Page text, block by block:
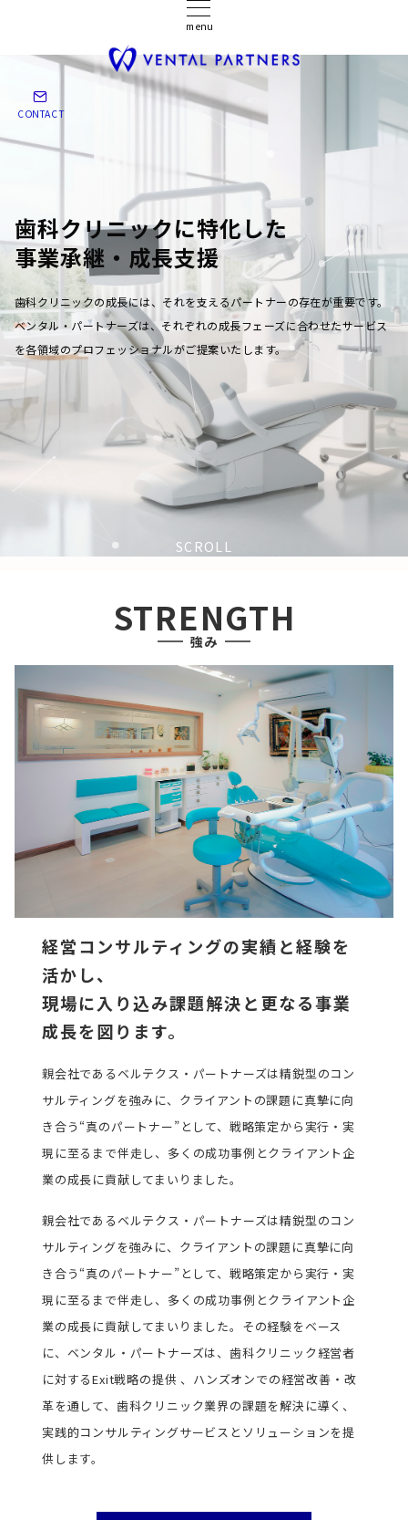
menu
CONTACT
歯科クリニックに特化した
事業承継・成長支援
歯科クリニックの成長には、それを支えるパートナーの存在が重要です。
ベンタル・パートナーズは、それぞれの成長フェーズに合わせたサービス
を各領域のプロフェッショナルがご提案いたします。
SCROLL
STRENGTH
強み
経営コンサルティングの実績と経験を
活かし、
現場に入り込み課題解決と更なる事業
成長を図ります。
親会社であるベルテクス・パートナーズは精鋭型のコン
サルティングを強みに、クライアントの課題に真摯に向
き合う“真のパートナー”として、戦略策定から実行・実
現に至るまで伴走し、多くの成功事例とクライアント企
業の成長に貢献してまいりました。
親会社であるベルテクス・パートナーズは精鋭型のコン
サルティングを強みに、クライアントの課題に真摯に向
き合う“真のパートナー”として、戦略策定から実行・実
現に至るまで伴走し、多くの成功事例とクライアント企
業の成長に貢献してまいりました。その経験をベース
に、ベンタル・パートナーズは、歯科クリニック経営者
に対するExit戦略の提供 、ハンズオンでの経営改善・改
革を通して、歯科クリニック業界の課題を解決に導く、
実践的コンサルティングサービスとソリューションを提
供します。